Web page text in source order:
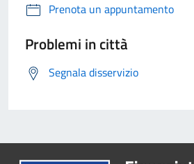
Prenota un appuntamento
Problemi in città
Segnala disservizio